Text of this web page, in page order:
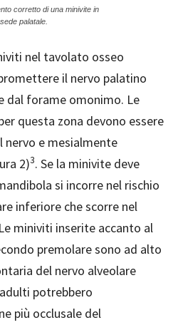
corretto di una minivite in
sede palatale.
nel tavolato osseo
il nervo palatino
dal forame omonimo. Le
questa zona devono essere
nervo e mesialmente
2)3. Se la minivite deve
si incorre nel rischio
inferiore che scorre nel
miniviti inserite accanto al
premolare sono ad alto
del nervo alveolare
potrebbero
più occlusale del